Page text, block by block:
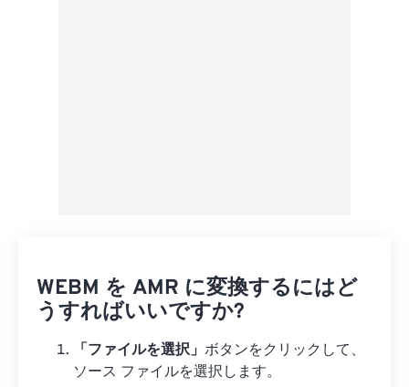
WEBM を AMR に変換するにはど
うすればいいですか?
「ファイルを選択」 ボタンをクリックして、
ソース ファイルを選択します。